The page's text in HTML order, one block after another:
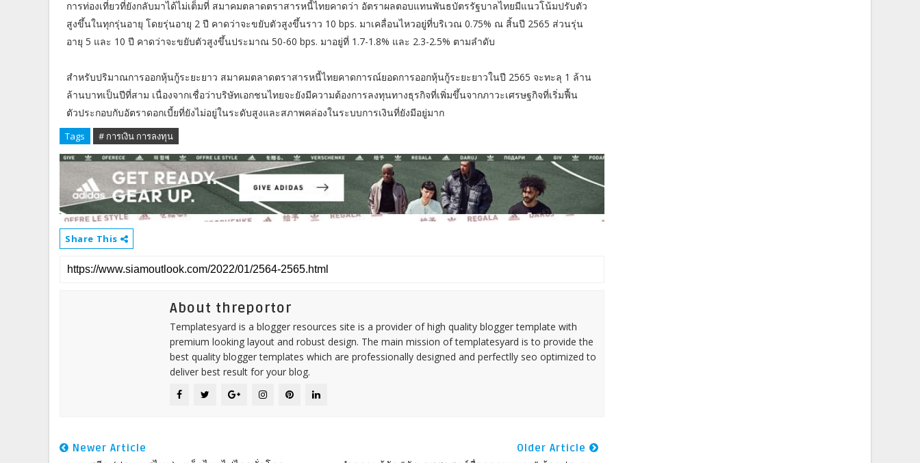
การท่องเที่ยวที่ยังกลับมาได้ไม่เต็มที่ สมาคมตลาดตราสารหนี้ไทยคาดว่า อัตราผลตอบแทนพันธบัตรรัฐบาลไทยมีแนวโน้มปรับตัว
สูงขึ้นในทุกรุ่นอายุ โดยรุ่นอายุ 2 ปี คาดว่าจะขยับตัวสูงขึ้นราว 10 bps. มาเคลื่อนไหวอยู่ที่บริเวณ 0.75% ณ สิ้นปี 2565 ส่วนรุ่น
อายุ 5 และ 10 ปี คาดว่าจะขยับตัวสูงขึ้นประมาณ 50-60 bps. มาอยู่ที่ 1.7-1.8% และ 2.3-2.5% ตามลำดับ
สำหรับปริมาณการออกหุ้นกู้ระยะยาว สมาคมตลาดตราสารหนี้ไทยคาดการณ์ยอดการออกหุ้นกู้ระยะยาวในปี 2565 จะทะลุ 1 ล้าน
ล้านบาทเป็นปีที่สาม เนื่องจากเชื่อว่าบริษัทเอกชนไทยจะยังมีความต้องการลงทุนทางธุรกิจที่เพิ่มขึ้นจากภาวะเศรษฐกิจที่เริ่มฟื้น
ตัวประกอบกับอัตราดอกเบี้ยที่ยังไม่อยู่ในระดับสูงและสภาพคล่องในระบบการเงินที่ยังมีอยู่มาก
Tags # การเงิน การลงทุน
Share This
About threportor
Templatesyard is a blogger resources site is a provider of high quality blogger template with
premium looking layout and robust design. The main mission of templatesyard is to provide the
best quality blogger templates which are professionally designed and perfectlly seo optimized to
deliver best result for your blog.
Newer Article Older Article